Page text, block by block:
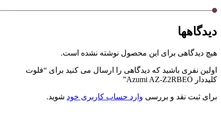
دیدگاهها
هیچ دیدگاهی برای این محصول نوشته نشده است.
اولین نفری باشید که دیدگاهی را ارسال می کنید برای “فلوت
کلیددار Azumi AZ-Z2RBEO”
برای ثبت نقد و بررسی وارد حساب کاربری خود شوید.